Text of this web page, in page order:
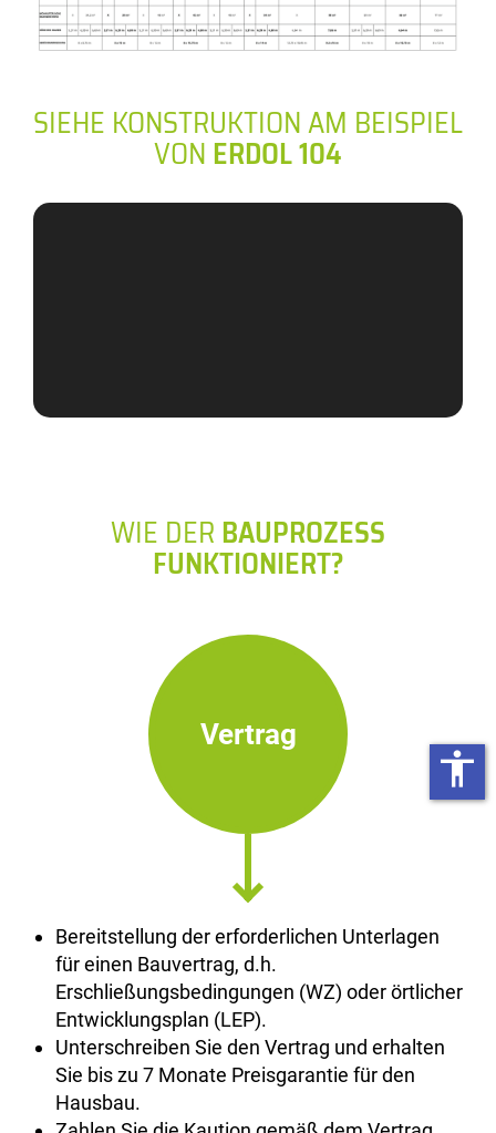
SIEHE KONSTRUKTION AM BEISPIEL
VONERDOL 104
WIE DERBAUPROZESS
FUNKTIONIERT?
Vertrag
Bereitstellung der erforderlichen Unterlagen
für einen Bauvertrag, d.h.
Erschließungsbedingungen (WZ) oder örtlicher
Entwicklungsplan (LEP).
Unterschreiben Sie den Vertrag und erhalten
Sie bis zu 7 Monate Preisgarantie für den
Hausbau.
accessibility